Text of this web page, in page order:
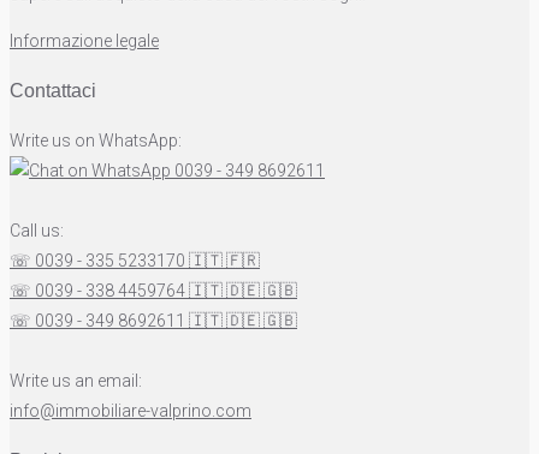
Informazione legale
Contattaci
Write us on WhatsApp:
0039 - 349 8692611
Call us:
☏ 0039 - 335 5233170 🇮🇹🇫🇷
☏ 0039 - 338 4459764🇮🇹🇩🇪🇬🇧
☏ 0039 - 349 8692611 🇮🇹🇩🇪🇬🇧
Write us an email:
info@immobiliare-valprino.com